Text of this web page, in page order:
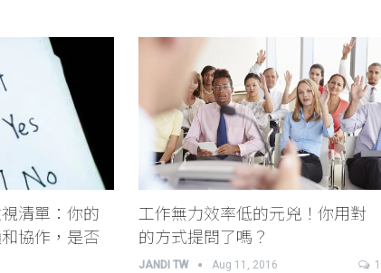
清單：你的
協作，是否
工作無力效率低的元兇！你用對
的方式提問了嗎？
JANDI TW Aug 11, 2016 1